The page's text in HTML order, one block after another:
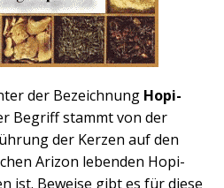
der Bezeichnung Hopi-
Begriff stammt von der
der Kerzen auf den
Arizon lebenden Hopi-
ist. Beweise gibt es für diese